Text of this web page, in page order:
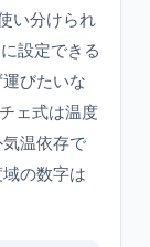
い分けられ
設定できる
びたいな
ェ式は温度
温依存で
の数字は